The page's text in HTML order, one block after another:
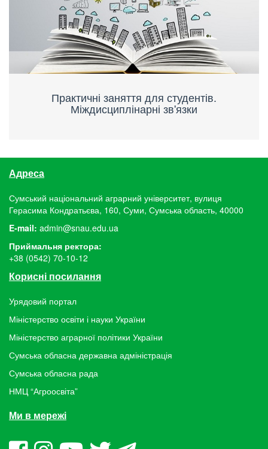
Практичні заняття для студентів.
Міждисциплінарні зв'язки
Адреса
Сумський національний аграрний університет, вулиця
Герасима Кондратьєва, 160, Суми, Сумська область, 40000
E-mail: admin@snau.edu.ua
Приймальня ректора:
+38 (0542) 70-10-12
Корисні посилання
Урядовий портал
Міністерство освіти і науки України
Міністерство аграрної політики України
Сумська обласна державна адміністрація
Сумська обласна рада
НМЦ “Агроосвіта”
Ми в мережі